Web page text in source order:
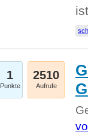
1
Punkte
2510
Aufrufe